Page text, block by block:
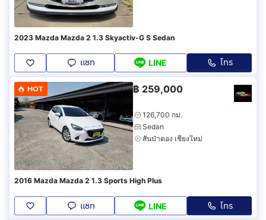
2023 Mazda Mazda 2 1.3 Skyactiv-G S Sedan
แชท LINE โทร
HOT ฿ 259,000
126,700 กม.
Sedan
สันป่าตอง เชียงใหม่
2016 Mazda Mazda 2 1.3 Sports High Plus
แชท LINE โทร